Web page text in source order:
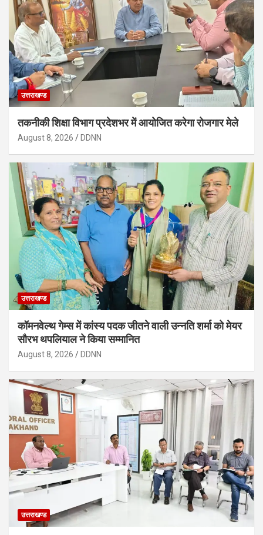
उत्तराखण्ड
तकनीकी शिक्षा विभाग प्रदेशभर में आयोजित करेगा रोजगार मेले
August 8, 2026 DDNN
उत्तराखण्ड
कॉमनवेल्थ गेम्स में कांस्य पदक जीतने वाली उन्नति शर्मा को मेयर
सौरभ थपलियाल ने किया सम्मानित
August 8, 2026 DDNN
उत्तराखण्ड